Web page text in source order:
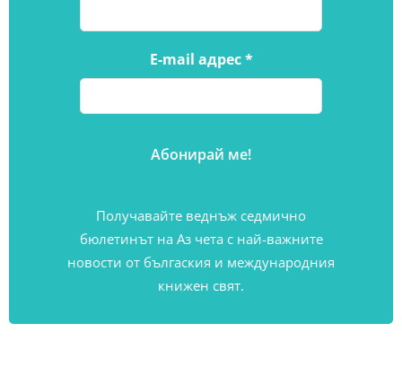
E-mail адрес*
Получавайте веднъж седмично
бюлетинът на Аз чета с най-важните
новости от бългаския и международния
книжен свят.